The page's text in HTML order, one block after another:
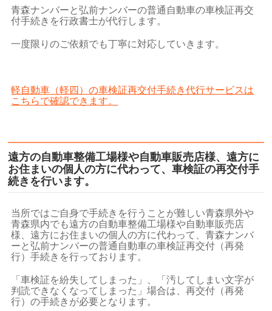
青森ナンバーと弘前ナンバーの普通自動車の車検証再交
付手続きを行政書士が代行します。
一度限りのご依頼でも丁寧に対応していきます。
軽自動車（軽四）の車検証再交付手続き代行サービスは
こちらで確認できます。
遠方の自動車整備工場様や自動車販売店様、遠方に
お住まいの個人の方に代わって、車検証の再交付手
続きを行います。
当所ではご自身で手続きを行うことが難しい青森県外や
青森県内でも遠方の自動車整備工場様や自動車販売店
様、遠方にお住まいの個人の方に代わって、青森ナンバ
ーと弘前ナンバーの普通自動車の車検証再交付（再発
行）手続きを行っております。
「車検証を紛失してしまった」、「汚してしまい文字が
判読できなくなってしまった」場合は、再交付（再発
行）の手続きが必要となります。